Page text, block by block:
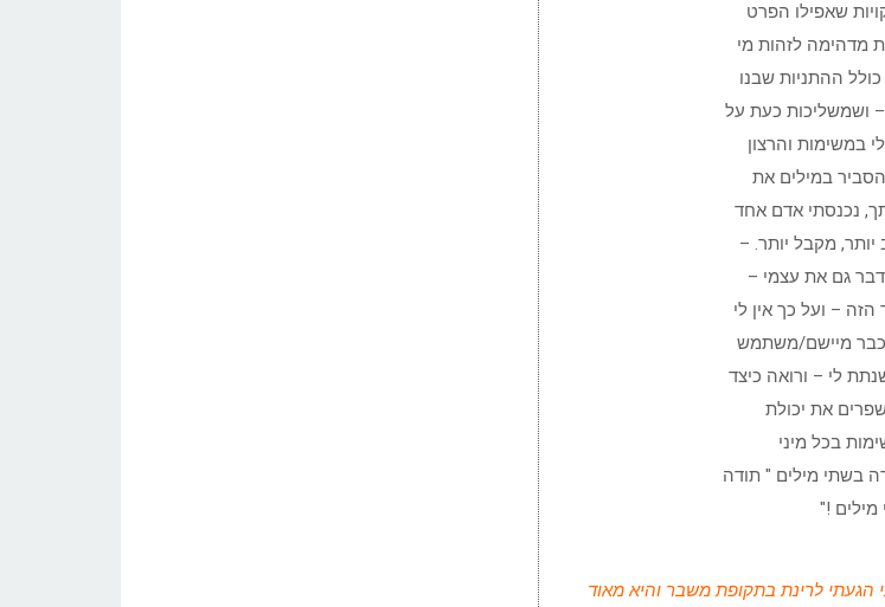
שאפילו הפרט
מדהימה לזהות מי
ההתניות שבנו
– ושמשליכות כעת על
במשימות והרצון
במילים את
נכנסתי אדם אחד
יותר, מקבל יותר. –
גם את עצמי –
– ועל כך אין לי
כבר מיישם/משתמש
לי – ורואה כיצד
את יכולת
בכל מיני
בשתי מילים " תודה
מילים !"
הגעתי לרינת בתקופת משבר והיא מאוד